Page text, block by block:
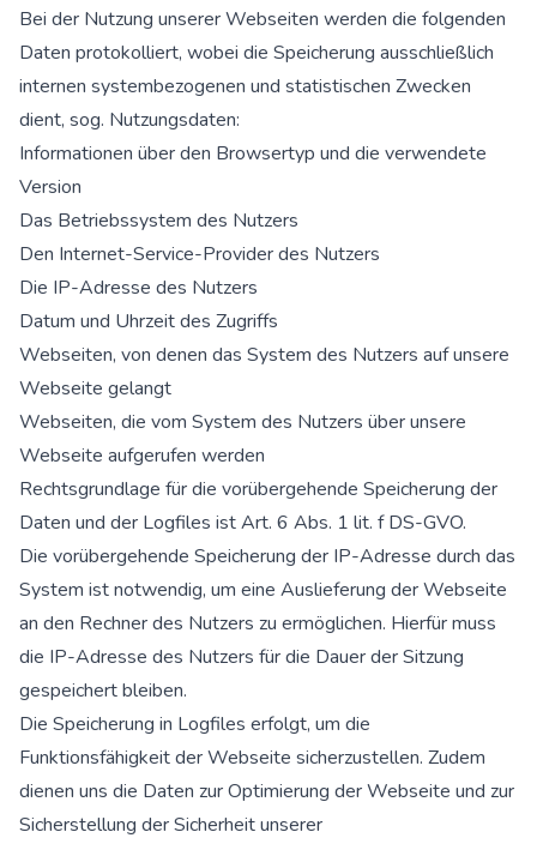
Bei der Nutzung unserer Webseiten werden die folgenden
Daten protokolliert, wobei die Speicherung ausschließlich
internen systembezogenen und statistischen Zwecken
dient, sog. Nutzungsdaten:
Informationen über den Browsertyp und die verwendete
Version
Das Betriebssystem des Nutzers
Den Internet-Service-Provider des Nutzers
Die IP-Adresse des Nutzers
Datum und Uhrzeit des Zugriffs
Webseiten, von denen das System des Nutzers auf unsere
Webseite gelangt
Webseiten, die vom System des Nutzers über unsere
Webseite aufgerufen werden
Rechtsgrundlage für die vorübergehende Speicherung der
Daten und der Logfiles ist Art. 6 Abs. 1 lit. f DS-GVO.
Die vorübergehende Speicherung der IP-Adresse durch das
System ist notwendig, um eine Auslieferung der Webseite
an den Rechner des Nutzers zu ermöglichen. Hierfür muss
die IP-Adresse des Nutzers für die Dauer der Sitzung
gespeichert bleiben.
Die Speicherung in Logfiles erfolgt, um die
Funktionsfähigkeit der Webseite sicherzustellen. Zudem
dienen uns die Daten zur Optimierung der Webseite und zur
Sicherstellung der Sicherheit unserer